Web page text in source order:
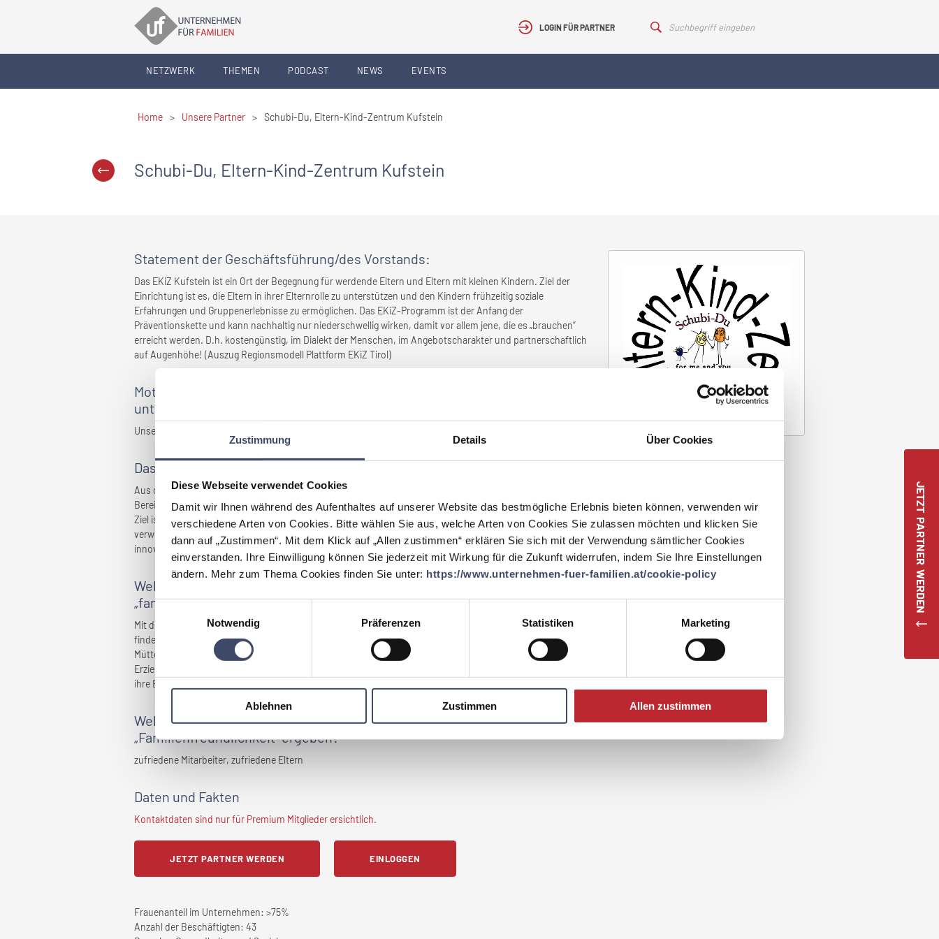
Zustimmung Details Über Cookies
Diese Webseite verwendet Cookies
Damit wir Ihnen während des Aufenthaltes auf unserer Website das bestmögliche Erlebnis bieten können, verwenden wir
verschiedene Arten von Cookies. Bitte wählen Sie aus, welche Arten von Cookies Sie zulassen möchten und klicken Sie
dann auf „Zustimmen“. Mit dem Klick auf „Allen zustimmen“ erklären Sie sich mit der Verwendung sämtlicher Cookies
einverstanden. Ihre Einwilligung können Sie jederzeit mit Wirkung für die Zukunft widerrufen, indem Sie Ihre Einstellungen
ändern. Mehr zum Thema Cookies finden Sie unter: https://www.unternehmen-fuer-familien.at/cookie-policy
Einwilligungsauswahl
Notwendig
Präferenzen Statistiken Marketing
Ablehnen Zustimmen Allen zustimmen
LOGIN FÜR PARTNER
NETZWERK THEMEN PODCAST NEWS EVENTS
JETZT PARTNER WERDEN
Home > Unsere Partner > Schubi-Du, Eltern-Kind-Zentrum Kufstein
Schubi-Du, Eltern-Kind-Zentrum Kufstein
Statement der Geschäftsführung/des Vorstands:
Das EKiZ Kufstein ist ein Ort der Begegnung für werdende Eltern und Eltern mit kleinen Kindern. Ziel der
Einrichtung ist es, die Eltern in ihrer Elternrolle zu unterstützen und den Kindern frühzeitig soziale
Erfahrungen und Gruppenerlebnisse zu ermöglichen. Das EKiZ-Programm ist der Anfang der
Präventionskette und kann nachhaltig nur niederschwellig wirken, damit vor allem jene, die es „brauchen“
erreicht werden. D.h. kostengünstig, im Dialekt der Menschen, im Angebotscharakter und partnerschaftlich
auf Augenhöhe! (Auszug Regionsmodell Plattform EKiZ Tirol)
Motivation als Partner das Netzwerk „Unternehmen für Familien” zu
unterstützen:
Unser Know-How einbringen : )
Das zeichnet
Aus der Initiative zur Selbsthilfe wurde eine Einrichtung, die sich professionell aktuellen Themen in den
Bereichen der Familie, Gesundheit, Bildung und Gesellschaft ab der Schwangerschaft annimmt. Vorrangiges
Ziel ist es, Programme für eine gute Lebensqualität von Kindern und Erwachsenen in der Region zu
verwirklichen. Die Erfahrung von fast 20 Jahren hochwertiger, liebevoller Kinderbetreuung (Auszeichnung
innovativste Kinderbetreuungseinrichtung Österreichs!) macht uns kompetent, mitzumachen.
Welche Maßnahmen wurden gesetzt, die
Ihr Unternehmen
„familienfreundlich” gemacht haben?
Mit der Vereinsgründung 1996 haben 11 engagierte Frauen nur ein Ziel verfolgt: in Kufstein einen Platz zu
finden, an dem sich Eltern mit ihren Kindern treffen und sich austauschen können UND der Isolation junger
Mütter bzw. Zugezogener entgegenzuwirken. Hier sollen sie Hilfe bei verschiedensten Problemen in der
Erziehung erhalten und eine Auszeit genießen. Die Kinder sollen einen Platz haben, wo sie in der Zeit, in der
ihre Eltern der Berufstätigkeit nachgehen, gut aufgehoben sind, professionell betreut und gefördert werden.
Welche Vorteile haben sich fürIhr Unternehmendurch
„Familienfreundlichkeit” ergeben?
zufriedene Mitarbeiter, zufriedene Eltern
Daten und Fakten
Kontaktdaten sind nur für Premium Mitglieder ersichtlich.
JETZT PARTNER WERDEN EINLOGGEN
Frauenanteil im Unternehmen: >75%
Anzahl der Beschäftigten: 43